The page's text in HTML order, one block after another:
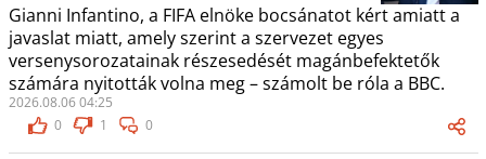
Gianni Infantino, a FIFA elnöke bocsánatot kért amiatt a
javaslat miatt, amely szerint a szervezet egyes
versenysorozatainak részesedését magánbefektetők
számára nyitották volna meg – számolt be róla a BBC.
2026.08.06 04:25
0
1 0